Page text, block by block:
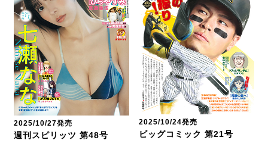
2025/10/27発売
週刊スピリッツ 第48号
2025/10/24発売
ビッグコミック 第21号